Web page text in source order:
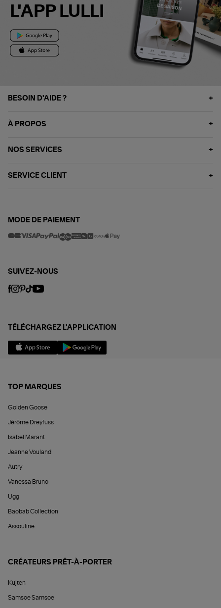
L'APP LULLI
BESOIN D'AIDE ?
À PROPOS
NOS SERVICES
SERVICE CLIENT
MODE DE PAIEMENT
SUIVEZ-NOUS
TÉLÉCHARGEZ L'APPLICATION
TOP MARQUES
Golden Goose
Jérôme Dreyfuss
Isabel Marant
Jeanne Vouland
Autry
Vanessa Bruno
Ugg
Baobab Collection
Assouline
CRÉATEURS PRÊT-À-PORTER
Kujten
Samsoe Samsoe